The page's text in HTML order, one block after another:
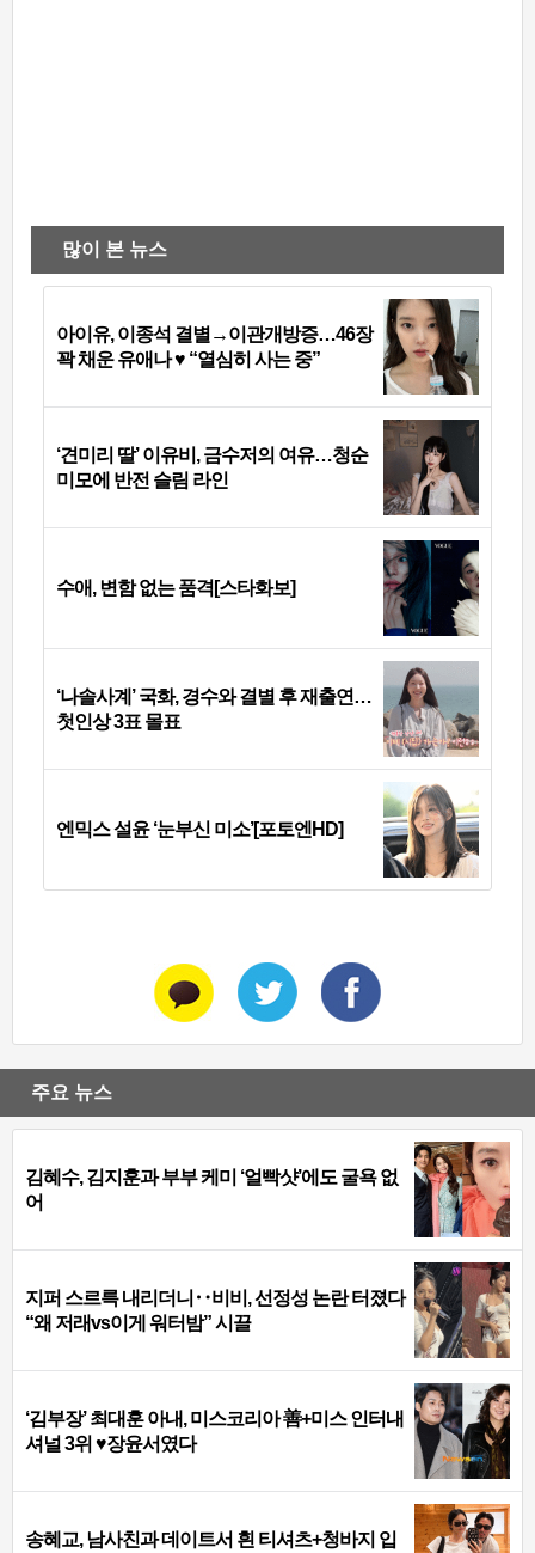
많이 본 뉴스
아이유, 이종석 결별→이관개방증…46장
꽉 채운 유애나 ♥ “열심히 사는 중”
‘견미리 딸’ 이유비, 금수저의 여유…청순
미모에 반전 슬림 라인
수애, 변함 없는 품격[스타화보]
‘나솔사계’ 국화, 경수와 결별 후 재출연…
첫인상 3표 몰표
엔믹스 설윤 ‘눈부신 미소’[포토엔HD]
주요 뉴스
김혜수, 김지훈과 부부 케미 ‘얼빡샷’에도 굴욕 없
어
지퍼 스르륵 내리더니‥비비, 선정성 논란 터졌다
“왜 저래vs이게 워터밤” 시끌
‘김부장’ 최대훈 아내, 미스코리아 善+미스 인터내
셔널 3위 ♥장윤서였다
송혜교, 남사친과 데이트서 흰 티셔츠+청바지 입